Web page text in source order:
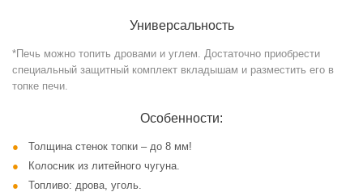
Универсальность
*Печь можно топить дровами и углем. Достаточно приобрести
специальный защитный комплект вкладышам и разместить его в
топке печи.
Особенности:
Толщина стенок топки – до 8 мм!
Колосник из литейного чугуна.
Топливо: дрова, уголь.